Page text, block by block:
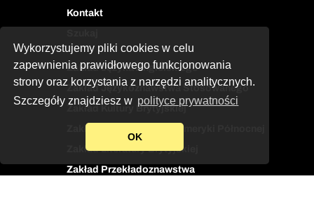
Wykorzystujemy pliki cookies w celu
zapewnienia prawidłowego funkcjonowania
strony oraz korzystania z narzędzi analitycznych.
Szczegóły znajdziesz w polityce prywatności
OK
Kontakt
Zakład Języka Angielskiego
Zakład Językoznawstwa Stosowanego
Zakład Kultury Brytyjskiej
Zakład Kultur i Literatur Ameryki Północnej
Zakład Literatury Brytyjskiej
Zakład Przekładoznawstwa